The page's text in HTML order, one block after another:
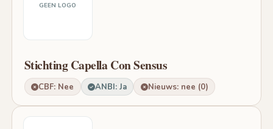
GEEN LOGO
Stichting Capella Con Sensus
CBF: Nee ANBI: Ja Nieuws: nee (0)